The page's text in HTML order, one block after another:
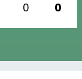
0 0